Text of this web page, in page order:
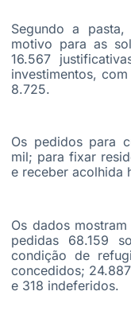
Segundo a
motivo para as
16.567
investimentos,
8.725.
Os pedidos para
mil; para fixar
e receber acolhida
Os dados
pedidas 68.159
condição de
concedidos;
e 318 indeferidos.